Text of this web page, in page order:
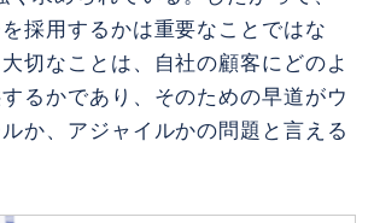
採用するかは重要なことではな
切なことは、自社の顧客にどのよ
るかであり、そのための早道がウ
か、アジャイルかの問題と言える